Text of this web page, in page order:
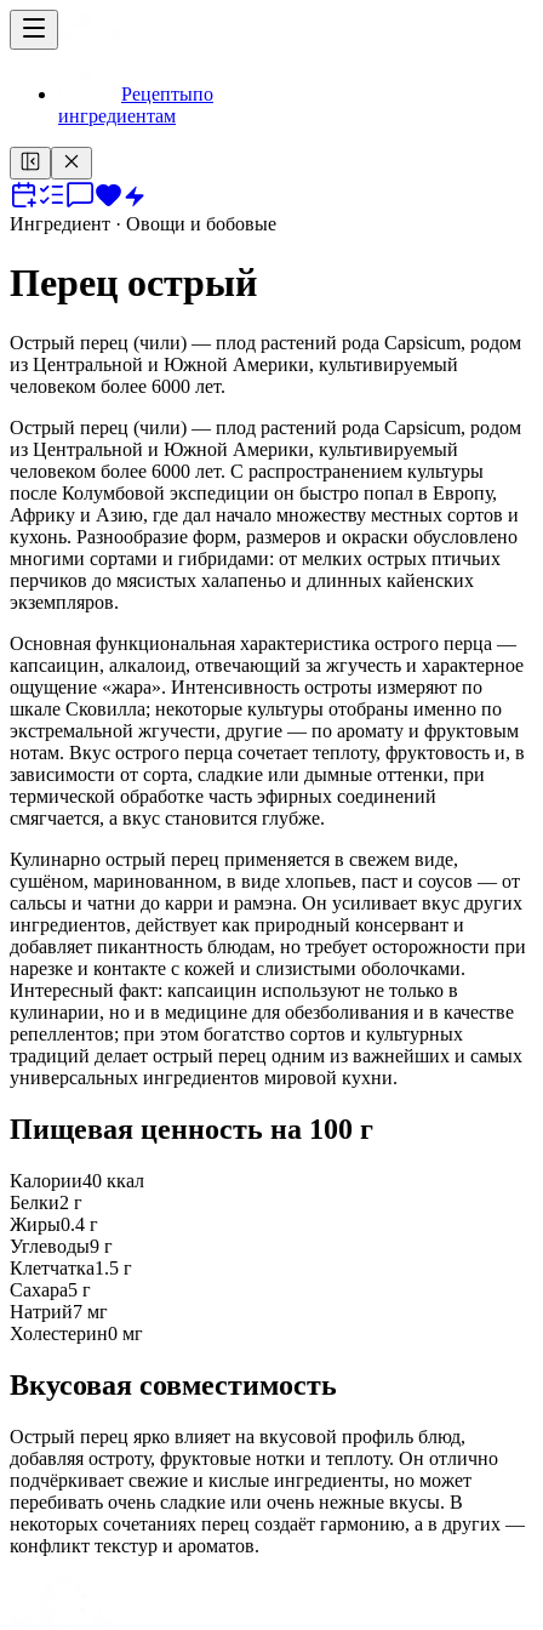
Рецептыпо
ингредиентам
Ингредиент · Овощи и бобовые
Перец острый
Острый перец (чили) — плод растений рода Capsicum, родом
из Центральной и Южной Америки, культивируемый
человеком более 6000 лет.
Острый перец (чили) — плод растений рода Capsicum, родом
из Центральной и Южной Америки, культивируемый
человеком более 6000 лет. С распространением культуры
после Колумбовой экспедиции он быстро попал в Европу,
Африку и Азию, где дал начало множеству местных сортов и
кухонь. Разнообразие форм, размеров и окраски обусловлено
многими сортами и гибридами: от мелких острых птичьих
перчиков до мясистых халапеньо и длинных кайенских
экземпляров.
Основная функциональная характеристика острого перца —
капсаицин, алкалоид, отвечающий за жгучесть и характерное
ощущение «жара». Интенсивность остроты измеряют по
шкале Сковилла; некоторые культуры отобраны именно по
экстремальной жгучести, другие — по аромату и фруктовым
нотам. Вкус острого перца сочетает теплоту, фруктовость и, в
зависимости от сорта, сладкие или дымные оттенки, при
термической обработке часть эфирных соединений
смягчается, а вкус становится глубже.
Кулинарно острый перец применяется в свежем виде,
сушёном, маринованном, в виде хлопьев, паст и соусов — от
сальсы и чатни до карри и рамэна. Он усиливает вкус других
ингредиентов, действует как природный консервант и
добавляет пикантность блюдам, но требует осторожности при
нарезке и контакте с кожей и слизистыми оболочками.
Интересный факт: капсаицин используют не только в
кулинарии, но и в медицине для обезболивания и в качестве
репеллентов; при этом богатство сортов и культурных
традиций делает острый перец одним из важнейших и самых
универсальных ингредиентов мировой кухни.
Пищевая ценность на 100 г
Калории40 ккал
Белки2 г
Жиры0.4 г
Углеводы9 г
Клетчатка1.5 г
Сахара5 г
Натрий7 мг
Холестерин0 мг
Вкусовая совместимость
Острый перец ярко влияет на вкусовой профиль блюд,
добавляя остроту, фруктовые нотки и теплоту. Он отлично
подчёркивает свежие и кислые ингредиенты, но может
перебивать очень сладкие или очень нежные вкусы. В
некоторых сочетаниях перец создаёт гармонию, а в других —
конфликт текстур и ароматов.